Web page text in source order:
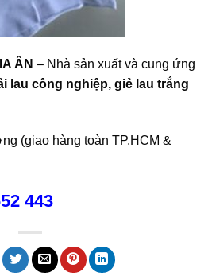
ÂN – Nhà sản xuất và cung ứng
lau công nghiệp, giẻ lau trắng
(giao hàng toàn TP.HCM &
443